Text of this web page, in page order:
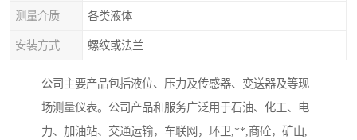
测量介质 各类液体
安装方式 螺纹或法兰
公司主要产品包括液位、压力及传感器、变送器及等现
场测量仪表。公司产品和服务广泛用于石油、化工、电
力、加油站、交通运输，车联网，环卫,**,商砼，矿山,